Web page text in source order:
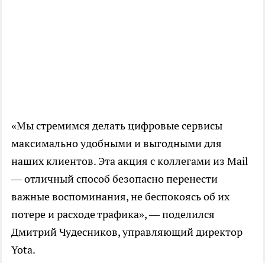
«Мы стремимся делать цифровые сервисы
максимально удобными и выгодными для
наших клиентов. Эта акция с коллегами из Mail
— отличный способ безопасно перенести
важные воспоминания, не беспокоясь об их
потере и расходе трафика», — поделился
Дмитрий Чудесников, управляющий директор
Yota.